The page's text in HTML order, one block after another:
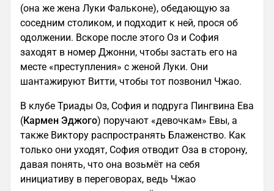
(она же жена Луки Фальконе), обедающую за
соседним столиком, и подходит к ней, прося об
одолжении. Вскоре после этого Оз и София
заходят в номер Джонни, чтобы застать его на
месте «преступления» с женой Луки. Они
шантажируют Витти, чтобы тот позвонил Чжао.
В клубе Триады Оз, София и подруга Пингвина Ева
(Кармен Эджого) поручают «девочкам» Евы, а
также Виктору распространять Блаженство. Как
только они уходят, София отводит Оза в сторону,
давая понять, что она возьмёт на себя
инициативу в переговорах, ведь Чжао